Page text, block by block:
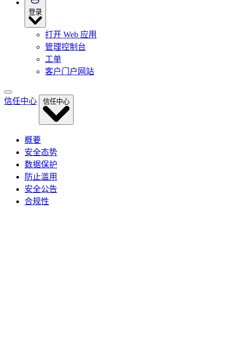
登录
打开 Web 应用
管理控制台
工单
客户门户网站
信任中心 信任中心
概要
安全态势
数据保护
防止滥用
安全公告
合规性